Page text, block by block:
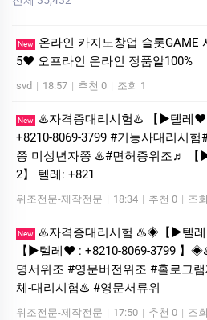
New
온라인 카지노창업 슬롯
5❤ 오프라인 온라인 정품알100%
svd | 18:57 | 추천 0 | 조회 1
New
♨️자격증대리시험♨️ 【▶텔레
+8210-8069-3799 #기능사대리시
쯩 미성년자쯩 ♨️#면허증위조♬ 【
2】 텔레: +821
위조전문-제작전문 | 18:34 | 추천 0 | 조
New
♨️자격증대리시험 ♨️◈【▶텔레
【▶텔레♥ : +8210-8069-3799 】
명서위조 #영문버전위조 #홀로그
체-대리시험♨️ #영문서류위
위조전문-제작전문 | 17:50 | 추천 0 | 조